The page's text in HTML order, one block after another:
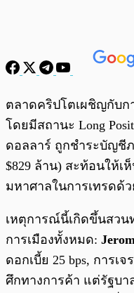
พร้อมเล่น
ตลาดคริปโตเผชิญกับก
โดยมีสถานะ Long
ดอลลาร์ ถูกชำระบัญชี
$829 ล้าน) สะท้อนให้เ
มหาศาลในการเทรดด้ว
เหตุการณ์นี้เกิดขึ้นสวน
การเมืองทั้งหมด:
ดอกเบี้ย 25 bps, การเจ
ศึกทางการค้า แต่รัฐบา